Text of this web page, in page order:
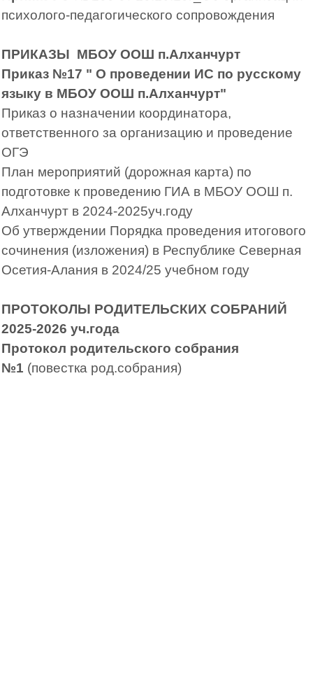
психолого-педагогического сопровождения
ПРИКАЗЫ МБОУ ООШ п.Алханчурт
Приказ №17 " О проведении ИС по русскому
языку в МБОУ ООШ п.Алханчурт"
Приказ о назначении координатора,
ответственного за организацию и проведение
ОГЭ
План мероприятий (дорожная карта) по
подготовке к проведению ГИА в МБОУ ООШ п.
Алханчурт в 2024-2025уч.году
Об утверждении Порядка проведения итогового
сочинения (изложения) в Республике Северная
Осетия-Алания в 2024/25 учебном году
ПРОТОКОЛЫ РОДИТЕЛЬСКИХ СОБРАНИЙ
2025-2026 уч.года
Протокол родительского собрания
№1 (повестка род.собрания)